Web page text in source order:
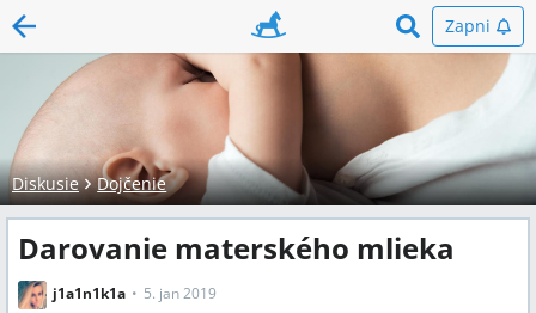
Zapni
Diskusie Dojčenie
Darovanie materského mlieka
j1a1n1k1a 5. jan 2019